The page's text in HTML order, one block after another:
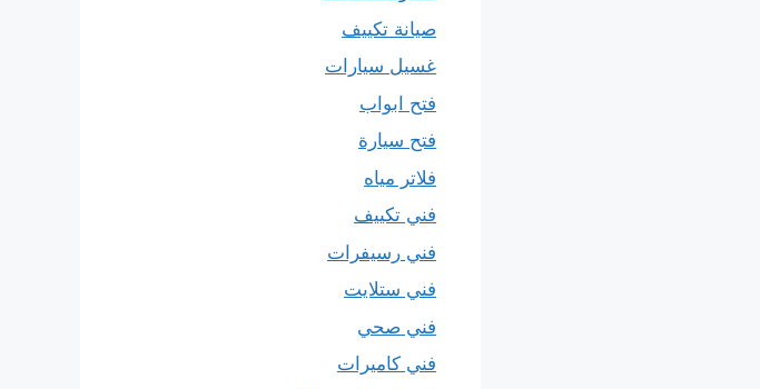
صيانة تكييف
غسيل سيارات
فتح ابواب
فتح سيارة
فلاتر مياه
فني تكييف
فني رسيفرات
فني ستلايت
فني صحي
فني كاميرات